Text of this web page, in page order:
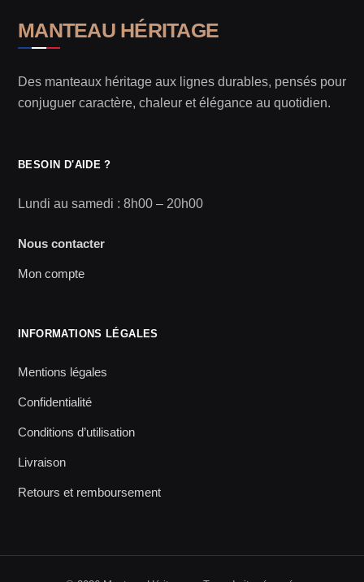
MANTEAU HÉRITAGE
Des manteaux héritage aux lignes durables, pensés pour
conjuguer caractère, chaleur et élégance au quotidien.
BESOIN D'AIDE ?
Lundi au samedi : 8h00 – 20h00
Nous contacter
Mon compte
INFORMATIONS LÉGALES
Mentions légales
Confidentialité
Conditions d’utilisation
Livraison
Retours et remboursement